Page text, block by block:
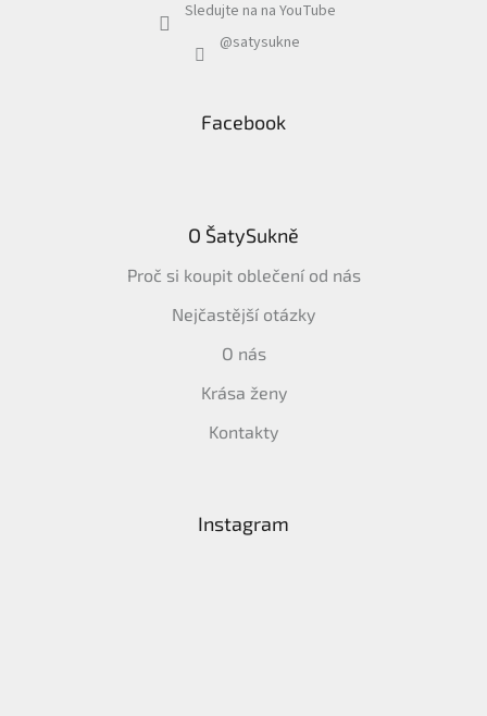
Sledujte na na YouTube
@satysukne
Facebook
O ŠatySukně
Proč si koupit oblečení od nás
Nejčastější otázky
O nás
Krása ženy
Kontakty
Instagram